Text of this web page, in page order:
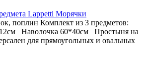
Lappetti Морячки
поплин Комплект из 3 предметов:
Наволочка 60*40см Простыня на
для прямоугольных и овальных